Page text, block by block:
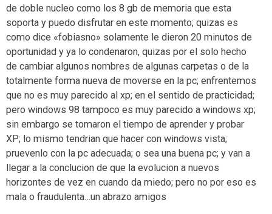
de doble nucleo como los 8 gb de memoria que esta
soporta y puedo disfrutar en este momento; quizas es
como dice «fobiasno» solamente le dieron 20 minutos de
oportunidad y ya lo condenaron, quizas por el solo hecho
de cambiar algunos nombres de algunas carpetas o de la
totalmente forma nueva de moverse en la pc; enfrentemos
que no es muy parecido al xp; en el sentido de practicidad;
pero windows 98 tampoco es muy parecido a windows xp;
sin embargo se tomaron el tiempo de aprender y probar
XP; lo mismo tendrian que hacer con windows vista;
pruevenlo con la pc adecuada; o sea una buena pc; y van a
llegar a la conclucion de que la evolucion a nuevos
horizontes de vez en cuando da miedo; pero no por eso es
mala o fraudulenta…un abrazo amigos